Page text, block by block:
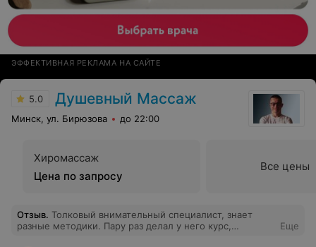
ЭФФЕКТИВНАЯ РЕКЛАМА НА САЙТЕ
5.0 Душевный Массаж
Минск, ул. Бирюзова до 22:00
Хиромассаж
Цена по запросу
Все цены
Отзыв. Толковый внимательный специалист, знает
разные методики. Пару раз делал у него курс,
Еще